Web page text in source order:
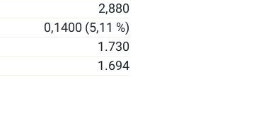
2,880
0,1400 (5,11 %)
1.730
1.694